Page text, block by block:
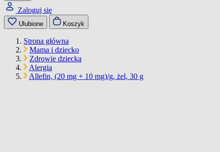
Zaloguj się
Ulubione Koszyk
Strona główna
Mama i dziecko
Zdrowie dziecka
Alergia
Allefin, (20 mg + 10 mg)/g, żel, 30 g